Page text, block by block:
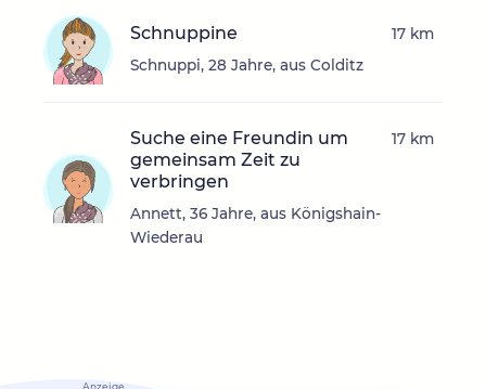
Schnuppine
Schnuppi, 28 Jahre, aus Colditz
17 km
Suche eine Freundin um
gemeinsam Zeit zu
verbringen
Annett, 36 Jahre, aus Königshain-
Wiederau
17 km